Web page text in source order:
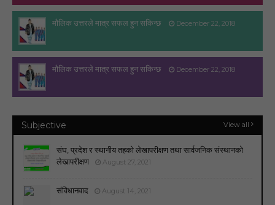
मौलिक उत्तरले मात्र सफल हुन सकिन्छ December 22, 2018
मौलिक उत्तरले मात्र सफल हुन सकिन्छ December 22, 2018
Subjective View all
संघ, प्रदेश र स्थानीय तहको लेखापरीक्षण तथा सार्वजनिक संस्थानको
लेखापरीक्षण
August 27, 2021
संविधानवाद August 14, 2021